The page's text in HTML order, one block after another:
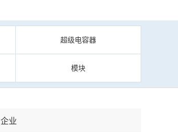
超级电容器
模块
企业